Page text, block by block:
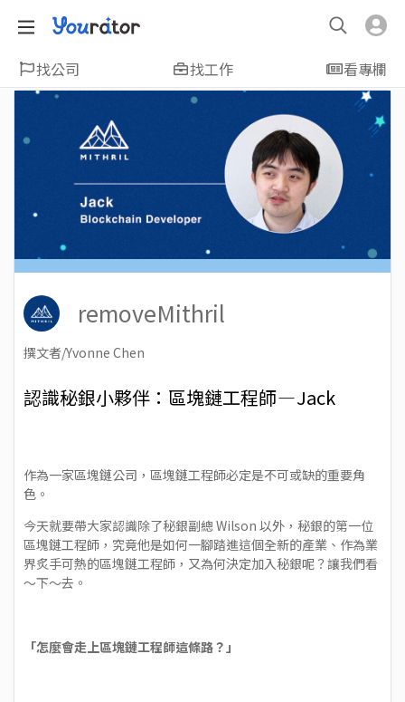
找公司 找工作 看專欄
removeMithril
撰文者/Yvonne Chen
認識秘銀小夥伴：區塊鏈工程師 — Jack
作為一家區塊鏈公司，區塊鏈工程師必定是不可或缺的重要角
色。
今天就要帶大家認識除了秘銀副總 Wilson 以外，秘銀的第一位
區塊鏈工程師，究竟他是如何一腳踏進這個全新的產業、作為業
界炙手可熱的區塊鏈工程師，又為何決定加入秘銀呢？讓我們看
～下～去。
「怎麼會走上區塊鏈工程師這條路？」